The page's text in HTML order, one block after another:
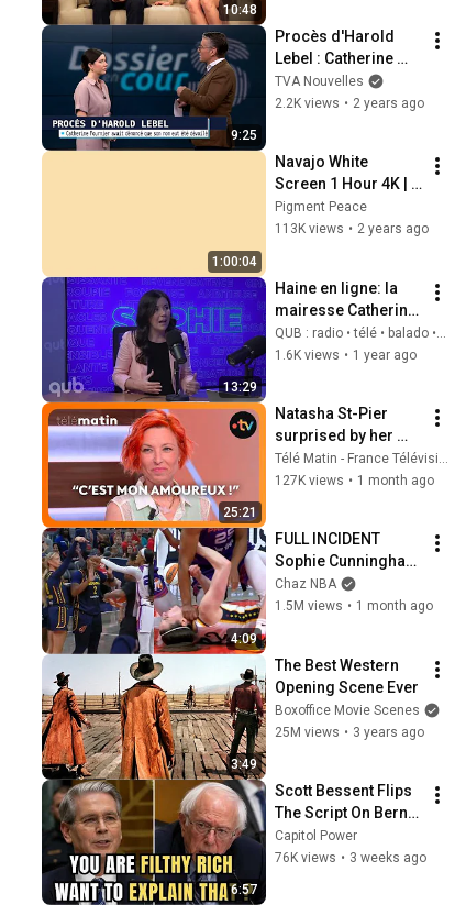
10:48
9:25
Procès d'Harold
Lebel : Catherine
Fournier avait
dénoncé que son
TVA Nouvelles
2.2K views • 2 years ago
1:00:04
Navajo White
Screen 1 Hour 4K |
Background |
Backdrop |
TV
Pigment Peace
113K views • 2 years ago
13:29
Haine en ligne: la
mairesse Catherine
Fournier lance un
cri du coeur
1.6K views • 1 year ago
25:21
Natasha St-Pier
surprised by her
partner
Télé Matin - France Télévisions
127K views • 1 month ago
4:09
FULL INCIDENT
Sophie Cunningham
pointing, Caitlin
Clark throat punch
Chaz NBA
1.5M views • 1 month ago
3:49
The Best Western
Opening Scene Ever
Boxoffice Movie Scenes
25M views • 3 years ago
6:57
Scott Bessent Flips
The Script On Bernie
Sanders With One
Biden Question
Capitol Power
76K views • 3 weeks ago